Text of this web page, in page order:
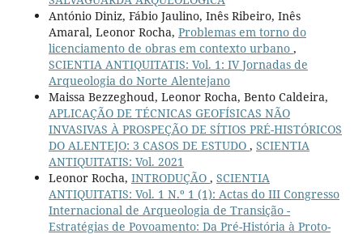
António Diniz, Fábio Jaulino, Inês Ribeiro, Inês
Amaral, Leonor Rocha, Problemas em torno do
licenciamento de obras em contexto urbano ,
SCIENTIA ANTIQUITATIS: Vol. 1: IV Jornadas de
Arqueologia do Norte Alentejano
Maissa Bezzeghoud, Leonor Rocha, Bento Caldeira,
APLICAÇÃO DE TÉCNICAS GEOFÍSICAS NÃO
INVASIVAS À PROSPEÇÃO DE SÍTIOS PRÉ-HISTÓRICOS
DO ALENTEJO: 3 CASOS DE ESTUDO , SCIENTIA
ANTIQUITATIS: Vol. 2021
Leonor Rocha, INTRODUÇÃO , SCIENTIA
ANTIQUITATIS: Vol. 1 N.º 1 (1): Actas do III Congresso
Internacional de Arqueologia de Transição -
Estratégias de Povoamento: Da Pré-História à Proto-